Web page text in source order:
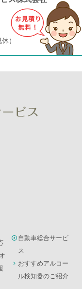
）
自動車総合サービ
ス
おすすめアルコー
ル検知器のご紹介